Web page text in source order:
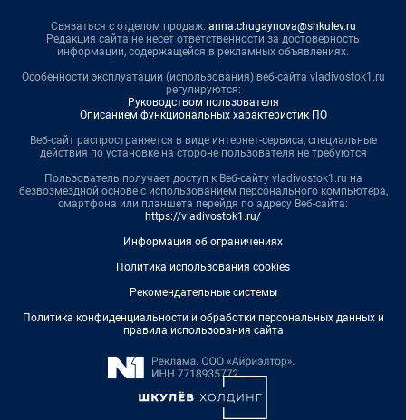
Связаться с отделом продаж: anna.chugaynova@shkulev.ru
Редакция сайта не несет ответственности за достоверность
информации, содержащейся в рекламных объявлениях.
Особенности эксплуатации (использования) веб-сайта vladivostok1.ru
регулируются:
Руководством пользователя
Описанием функциональных характеристик ПО
Веб-сайт распространяется в виде интернет-сервиса, специальные
действия по установке на стороне пользователя не требуются
Пользователь получает доступ к Веб-сайту vladivostok1.ru на
безвозмездной основе с использованием персонального компьютера,
смартфона или планшета перейдя по адресу Веб-сайта:
https://vladivostok1.ru/
Информация об ограничениях
Политика использования cookies
Рекомендательные системы
Политика конфиденциальности и обработки персональных данных и
правила использования сайта